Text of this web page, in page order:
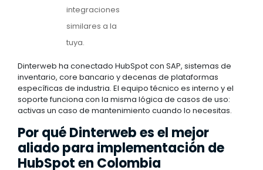
integraciones
similares a la
tuya.
Dinterweb ha conectado HubSpot con SAP, sistemas de
inventario, core bancario y decenas de plataformas
específicas de industria. El equipo técnico es interno y el
soporte funciona con la misma lógica de casos de uso:
activas un caso de mantenimiento cuando lo necesitas.
Por qué Dinterweb es el mejor
aliado para implementación de
HubSpot en Colombia